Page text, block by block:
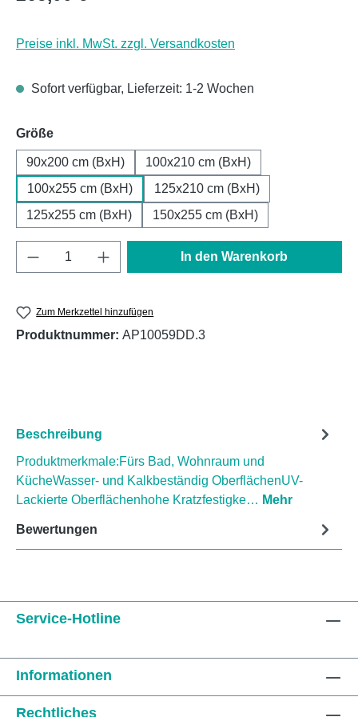
Preise inkl. MwSt. zzgl. Versandkosten
Sofort verfügbar, Lieferzeit: 1-2 Wochen
Größeauswählen
90x200 cm (BxH)
100x210 cm (BxH)
100x255 cm (BxH)
125x210 cm (BxH)
125x255 cm (BxH)
150x255 cm (BxH)
Produkt Anzahl: Gib den gewünschten
In den Warenkorb
Zum Merkzettel hinzufügen
Produktnummer: AP10059DD.3
Beschreibung
Produktmerkmale:Fürs Bad, Wohnraum und
KücheWasser- und Kalkbeständig OberflächenUV-
Lackierte Oberflächenhohe Kratzfestigke… Mehr
Bewertungen
Service-Hotline
Informationen
Rechtliches